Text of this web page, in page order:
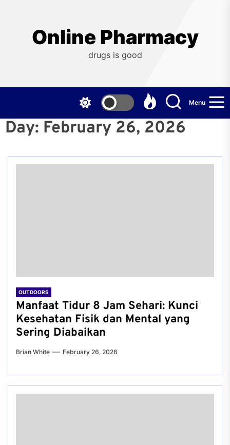
Online Pharmacy
drugs is good
Menu
Day: February 26, 2026
OUTDOORS
Manfaat Tidur 8 Jam Sehari: Kunci
Kesehatan Fisik dan Mental yang
Sering Diabaikan
Brian White February 26, 2026